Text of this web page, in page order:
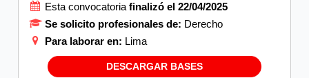
Esta convocatoria finalizó el 22/04/2025
Se solicito profesionales de: Derecho
Para laborar en: Lima
DESCARGAR BASES